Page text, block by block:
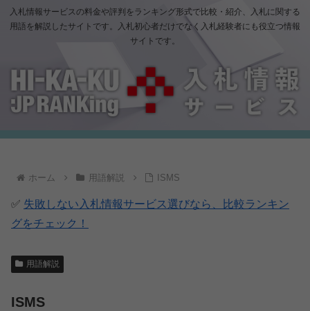
入札情報サービスの料金や評判をランキング形式で比較・紹介、入札に関する
用語を解説したサイトです。入札初心者だけでなく入札経験者にも役立つ情報
サイトです。
ホーム 用語解説 ISMS
✅ 失敗しない入札情報サービス選びなら、比較ランキン
グをチェック！
用語解説
ISMS